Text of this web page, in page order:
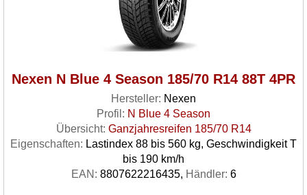
Nexen N Blue 4 Season 185/70 R14 88T 4PR
Hersteller: Nexen
Profil: N Blue 4 Season
Übersicht: Ganzjahresreifen 185/70 R14
Eigenschaften: Lastindex 88 bis 560 kg, Geschwindigkeit T
bis 190 km/h
EAN: 8807622216435, Händler: 6